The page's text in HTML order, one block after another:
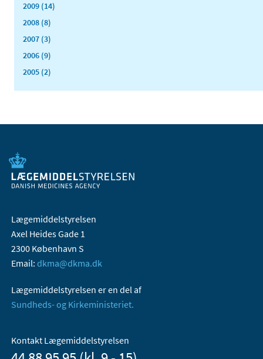
2009 (14)
2008 (8)
2007 (3)
2006 (9)
2005 (2)
Lægemiddelstyrelsen
Axel Heides Gade 1
2300 København S
Email: dkma@dkma.dk
Lægemiddelstyrelsen er en del af
Sundheds- og Kirkeministeriet.
Kontakt Lægemiddelstyrelsen